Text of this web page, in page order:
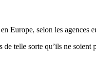
Europe, selon les agences
telle sorte qu’ils ne soient